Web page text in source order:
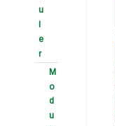
u
e
r
M
o
d
u